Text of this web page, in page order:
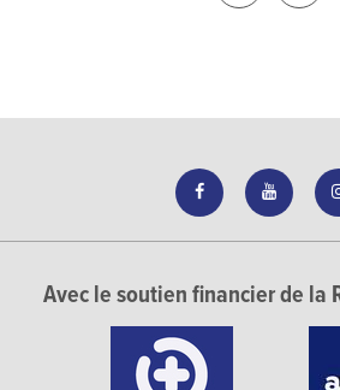
Avec le soutien financier de la